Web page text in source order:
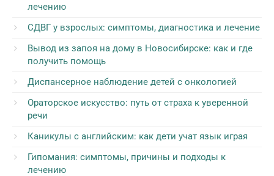
лечению
СДВГ у взрослых: симптомы, диагностика и лечение
Вывод из запоя на дому в Новосибирске: как и где
получить помощь
Диспансерное наблюдение детей с онкологией
Ораторское искусство: путь от страха к уверенной
речи
Каникулы с английским: как дети учат язык играя
Гипомания: симптомы, причины и подходы к
лечению